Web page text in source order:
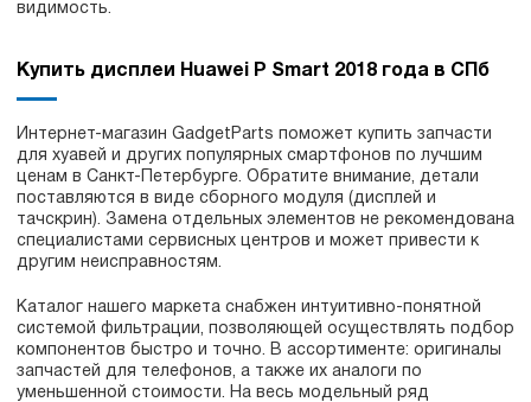
видимость.
Купить дисплеи Huawei P Smart 2018 года в СПб
Интернет-магазин GadgetParts поможет купить запчасти
для хуавей и других популярных смартфонов по лучшим
ценам в Санкт-Петербурге. Обратите внимание, детали
поставляются в виде сборного модуля (дисплей и
тачскрин). Замена отдельных элементов не рекомендована
специалистами сервисных центров и может привести к
другим неисправностям.
Каталог нашего маркета снабжен интуитивно-понятной
системой фильтрации, позволяющей осуществлять подбор
компонентов быстро и точно. В ассортименте: оригиналы
запчастей для телефонов, а также их аналоги по
уменьшенной стоимости. На весь модельный ряд